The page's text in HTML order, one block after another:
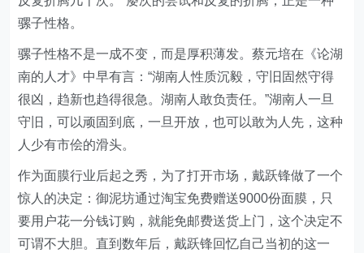
骡子性格。
骡子性格不是一成不变，而是厚积薄发。蔡元培在《论湖
南的人才》中早有言：“湖南人性质沉毅，守旧固然守得
很凶，趋新也趋得很急。湖南人敢负责任。”湖南人一旦
守旧，可以顽固到底，一旦开放，也可以敢为人先，这种
人少有市侩的滑头。
作为面膜行业后起之秀，为了打开市场，戴跃锋做了一个
惊人的决定：御泥坊通过淘宝免费赠送9000份面膜，只
要用户花一分钱订购，就能免邮费送货上门，这个决定不
可谓不大胆。直到数年后，戴跃锋回忆自己当初的这一